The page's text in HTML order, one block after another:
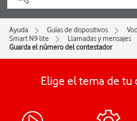
Ayuda Guías de dispositivos
Smart N9 lite
Llamadas y mensajes
Guarda el número del contestador
Elige el tema de tu